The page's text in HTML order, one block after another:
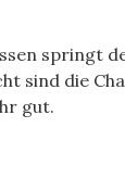
springt
sind die
gut.